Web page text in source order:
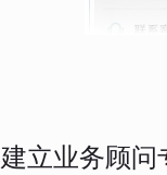
建立业务顾问